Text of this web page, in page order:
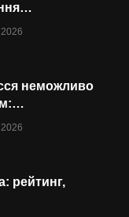
2026
неможливо
2026
рейтинг,